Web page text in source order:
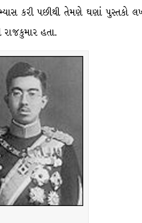
કરી પછીથી તેમણે ઘણાં પુસ્તકો
રાજકુમાર હતા.